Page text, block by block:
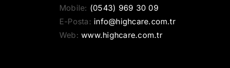
Mobile: (0543) 969 30 09
E-Posta: info@highcare.com.tr
Web:www.highcare.com.tr